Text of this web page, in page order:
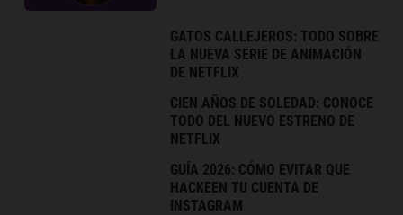
GATOS CALLEJEROS: TODO SOBRE
LA NUEVA SERIE DE ANIMACIÓN
DE NETFLIX
CIEN AÑOS DE SOLEDAD: CONOCE
TODO DEL NUEVO ESTRENO DE
NETFLIX
GUÍA 2026: CÓMO EVITAR QUE
HACKEEN TU CUENTA DE
INSTAGRAM